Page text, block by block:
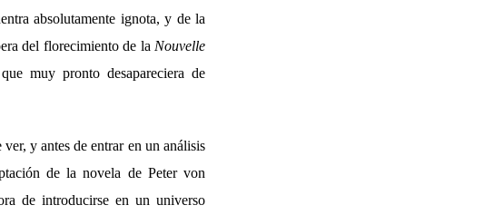
absolutamente ignota, y de la
del florecimiento de la Nouvelle
muy pronto desapareciera de
y antes de entrar en un análisis
de la novela de Peter von
de introducirse en un universo